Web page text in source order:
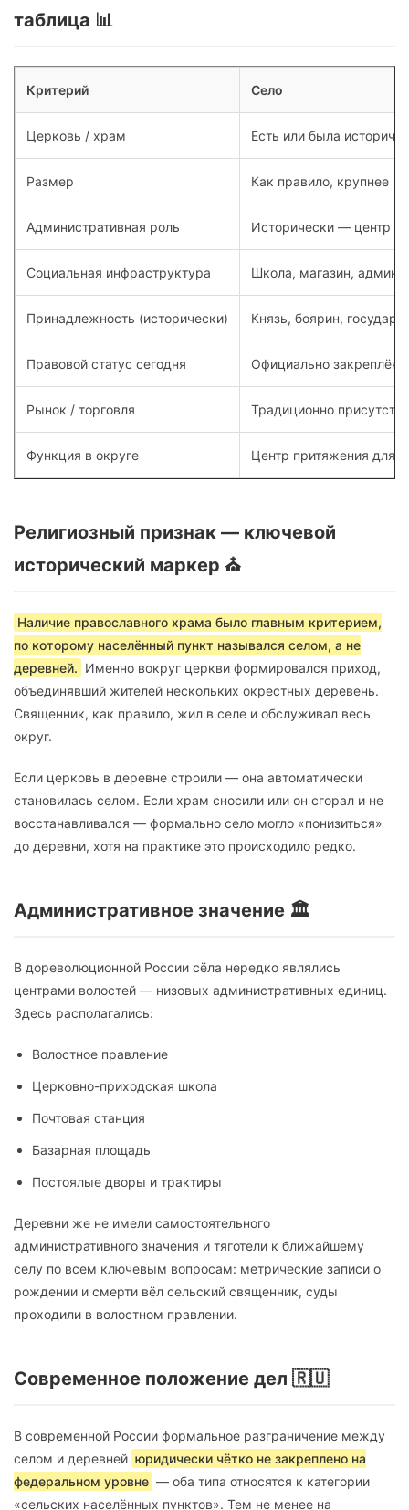
таблица 📊
Критерий Село
Церковь / храм Есть или была
Размер Как правило, крупнее
Административная роль Исторически — центр
Социальная инфраструктура Школа, магазин,
Принадлежность (исторически) Князь, боярин,
Правовой статус сегодня Официально закреплён
Рынок / торговля Традиционно
Функция в округе Центр притяжения для
Религиозный признак — ключевой
исторический маркер ⛪
Наличие православного храма было главным критерием,
по которому населённый пункт назывался селом, а не
деревней. Именно вокруг церкви формировался приход,
объединявший жителей нескольких окрестных деревень.
Священник, как правило, жил в селе и обслуживал весь
округ.
Если церковь в деревне строили — она автоматически
становилась селом. Если храм сносили или он сгорал и не
восстанавливался — формально село могло «понизиться»
до деревни, хотя на практике это происходило редко.
Административное значение 🏛️
В дореволюционной России сёла нередко являлись
центрами волостей — низовых административных единиц.
Здесь располагались:
Волостное правление
Церковно-приходская школа
Почтовая станция
Базарная площадь
Постоялые дворы и трактиры
Деревни же не имели самостоятельного
административного значения и тяготели к ближайшему
селу по всем ключевым вопросам: метрические записи о
рождении и смерти вёл сельский священник, суды
проходили в волостном правлении.
Современное положение дел 🇷🇺
В современной России формальное разграничение между
селом и деревней юридически чётко не закреплено на
федеральном уровне — оба типа относятся к категории
«сельских населённых пунктов». Тем не менее на